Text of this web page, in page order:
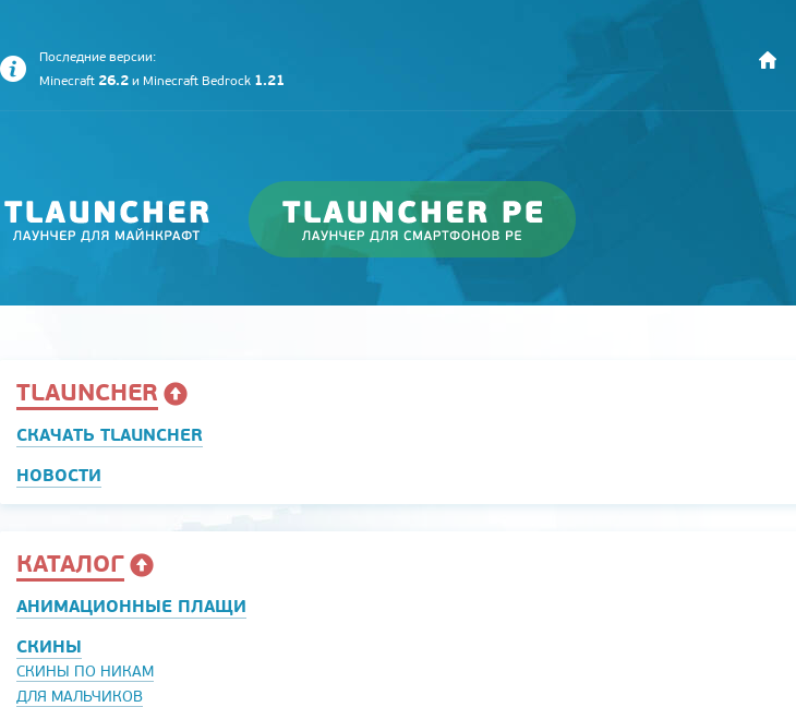
Последние версии:
Minecraft 26.2 и Minecraft Bedrock 1.21
TLAUNCHER
СКАЧАТЬ TLAUNCHER
НОВОСТИ
КАТАЛОГ
АНИМАЦИОННЫЕ ПЛАЩИ
СКИНЫ
СКИНЫ ПО НИКАМ
ДЛЯ МАЛЬЧИКОВ